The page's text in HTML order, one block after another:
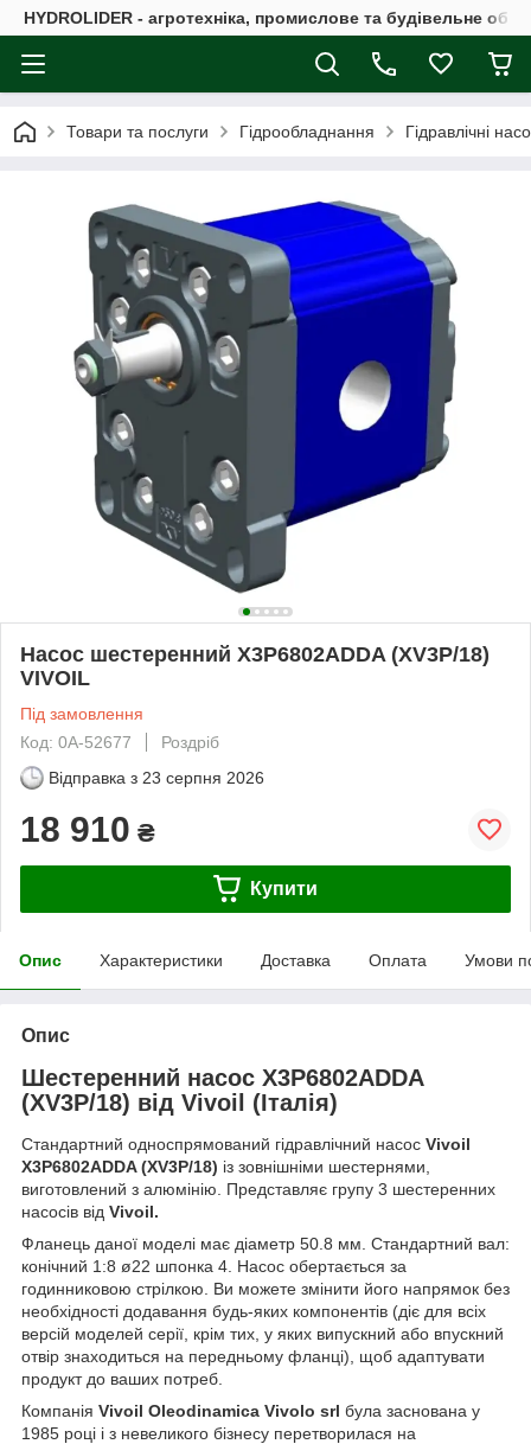
HYDROLIDER - агротехніка, промислове та будівельне
Товари та послуги Гідрообладнання Гідравлічні
Насос шестеренний X3P6802ADDA (XV3P/18)
VIVOIL
Під замовлення
Код: 0А-52677
Роздріб
Відправка з 23 серпня 2026
18 910 ₴
Купити
Опис Характеристики Доставка Оплата Умови
Опис
Шестеренний насос X3P6802ADDA
(XV3P/18) від Vivoil (Італія)
Стандартний односпрямований гідравлічний насос Vivoil
X3P6802ADDA (XV3P/18) із зовнішніми шестернями,
виготовлений з алюмінію. Представляє групу 3 шестеренних
насосів від Vivoil.
Фланець даної моделі має діаметр 50.8 мм. Стандартний вал:
конічний 1:8 ø22 шпонка 4. Насос обертається за
годинниковою стрілкою. Ви можете змінити його напрямок без
необхідності додавання будь-яких компонентів (діє для всіх
версій моделей серії, крім тих, у яких випускний або впускний
отвір знаходиться на передньому фланці), щоб адаптувати
продукт до ваших потреб.
Компанія Vivoil Oleodinamica Vivolo srl була заснована у
1985 році і з невеликого бізнесу перетворилася на